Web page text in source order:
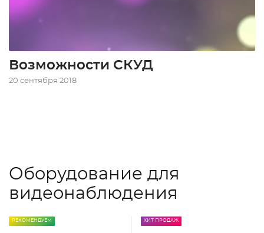
Возможности СКУД
20 сентября 2018
Оборудование для
видеонаблюдения
РЕКОМЕНДУЕМ ХИТ ПРОДАЖ